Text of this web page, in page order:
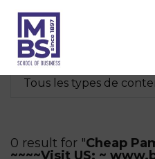
Tous les types de
0 result for "Cheap
~~~~Visit US: ~